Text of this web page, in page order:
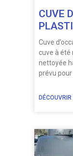
CUVE
Cuve
cuve à été
nettoyée
prévu
DÉCOUVRIR